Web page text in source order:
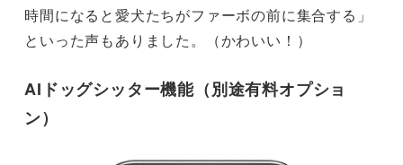
時間になると愛犬たちがファーボの前に集合する」
といった声もありました。（かわいい！）
AIドッグシッター機能（別途有料オプショ
ン）